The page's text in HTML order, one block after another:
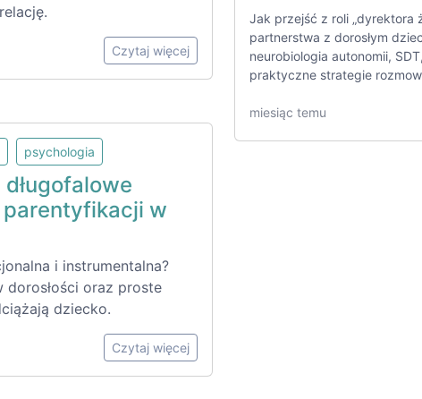
Czytaj więcej
psychologia
w
i instrumentalna?
dorosłości oraz proste
dziecko.
Czytaj więcej
Jak przejść z roli „dyrektora
partnerstwa z dorosłym
neurobiologia autonomii,
praktyczne strategie
miesiąc temu